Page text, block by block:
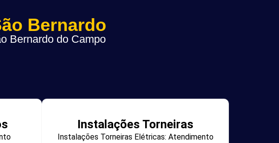
Bernardo
Bernardo do Campo
Instalações Torneiras
Instalações Torneiras Elétricas: Atendimento